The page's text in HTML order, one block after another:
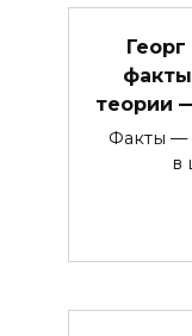
теории
Факты —
в